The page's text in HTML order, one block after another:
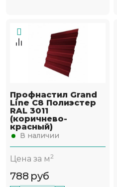
Профнастил Grand
Line С8 Полиэстер
RAL 3011
(коричнево-
красный)
В наличии
Цена за м2
788 руб